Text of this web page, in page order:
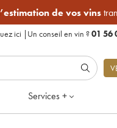
de vos vins
ici | Un conseil en vin ?01 56
Services +